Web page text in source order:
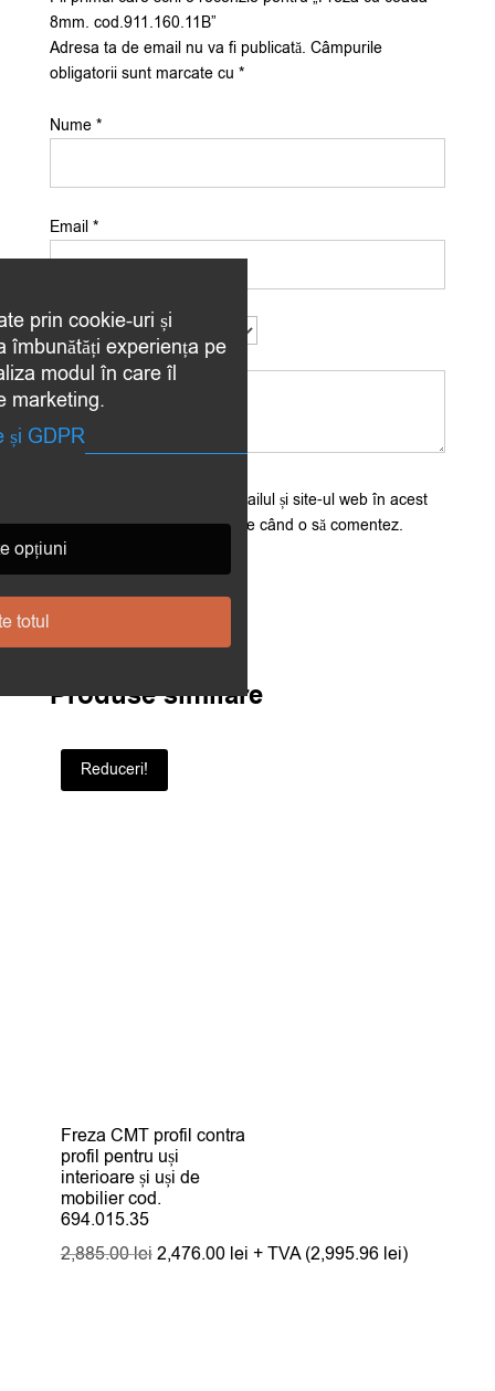
8mm. cod.911.160.11B”
Adresa ta de email nu va fi publicată. Câmpurile
obligatorii sunt marcate cu *
Evaluarea ta*
Recenzia ta*
Nume *
Email *
Salvează-mi numele, emailul și site-ul web în acest
navigator pentru data viitoare când o să comentez.
Produse similare
Reduceri!
Freza CMT profil contra
profil pentru uși
interioare și uși de
mobilier cod.
694.015.35
2,885.00leiPrețul
2,476.00 leiPrețul
+ TVA (2,995.96 lei)
prin cookie-uri și
îmbunătăți experiența pe
modul în care îl
marketing.
și GDPR
opțiuni
totul